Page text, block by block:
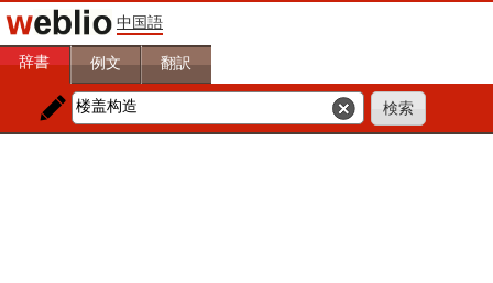
中国語
辞書 例文 翻訳